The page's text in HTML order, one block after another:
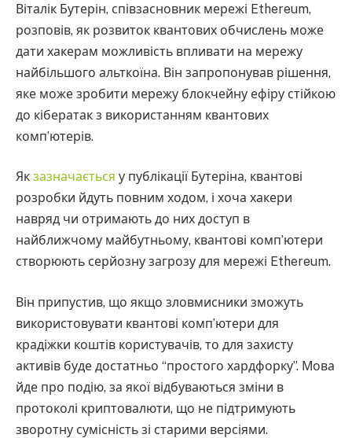
Віталік Бутерін, співзасновник мережі Ethereum,
розповів, як розвиток квантових обчислень може
дати хакерам можливість впливати на мережу
найбільшого альткоїна. Він запропонував рішення,
яке може зробити мережу блокчейну ефіру стійкою
до кібератак з використанням квантових
комп’ютерів.
Як зазначається у публікації Бутеріна, квантові
розробки йдуть повним ходом, і хоча хакери
навряд чи отримають до них доступ в
найближчому майбутньому, квантові комп’ютери
створюють серйозну загрозу для мережі Ethereum.
Він припустив, що якщо зловмисники зможуть
використовувати квантові комп’ютери для
крадіжки коштів користувачів, то для захисту
активів буде достатньо “простого хардфорку”. Мова
йде про подію, за якої відбуваються зміни в
протоколі криптовалюти, що не підтримують
зворотну сумісність зі старими версіями.